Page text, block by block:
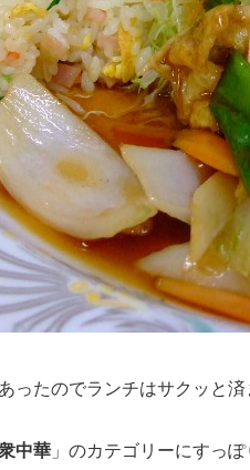
ったのでランチはサクッと
中華 」のカテゴリーにすっ